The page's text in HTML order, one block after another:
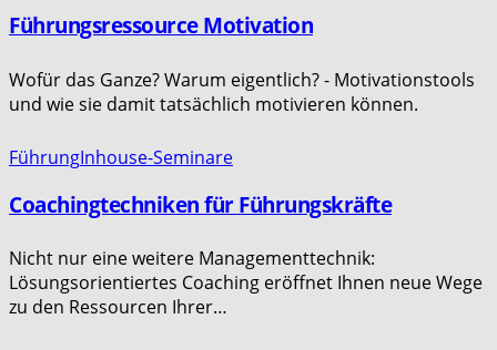
Führungsressource Motivation
Wofür das Ganze? Warum eigentlich? - Motivationstools
und wie sie damit tatsächlich motivieren können.
FührungInhouse-Seminare
Coachingtechniken für Führungskräfte
Nicht nur eine weitere Managementtechnik:
Lösungsorientiertes Coaching eröffnet Ihnen neue Wege
zu den Ressourcen Ihrer…